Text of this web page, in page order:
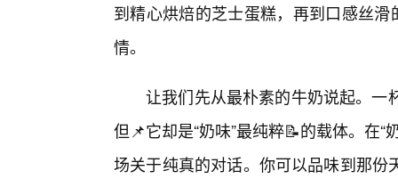
到精心烘焙的芝士蛋糕，再到口感丝
情。
让我们先从最朴素的牛奶说起。一
但📌它却是“奶味”最纯粹📝的载体。在
场关于纯真的对话。你可以品味到那